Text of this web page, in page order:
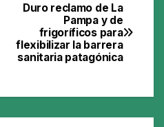
Duro reclamo de La
Pampa y de
frigoríficos para
flexibilizar la barrera
sanitaria patagónica